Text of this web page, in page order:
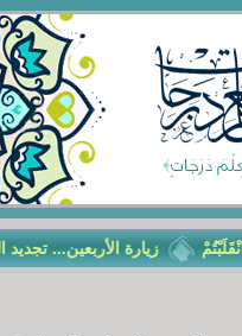
زيارة الأربعين... تجديد العهد